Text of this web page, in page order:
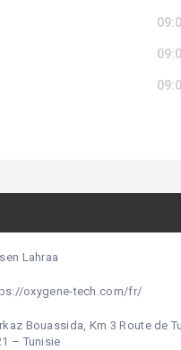
Lahraa
oxygene-tech.com/fr/
Bouassida, Km 3 Route de
– Tunisie